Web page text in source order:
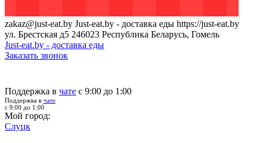
zakaz@just-eat.by Just-eat.by - доставка еды https://just-eat.by
ул. Брестская д5 246023 Республика Беларусь, Гомель
Just-eat.by - доставка еды
Заказать звонок
Поддержка в чате с 9:00 до 1:00
Поддержка в чате
с 9:00 до 1:00
Мой город:
Слуцк